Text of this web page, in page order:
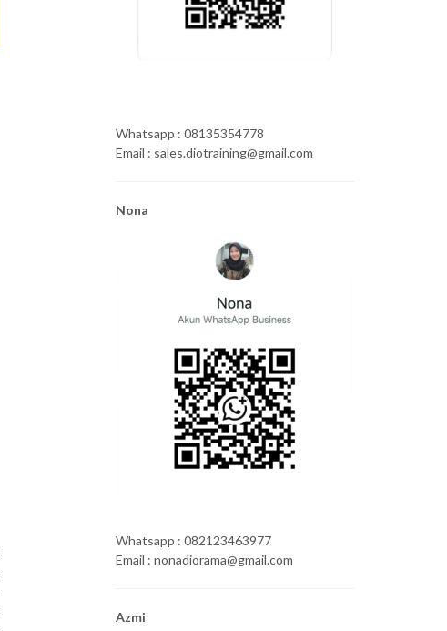
Whatsapp : 08135354778
Email : sales.diotraining@gmail.com
Nona
Whatsapp : 082123463977
Email : nonadiorama@gmail.com
Azmi